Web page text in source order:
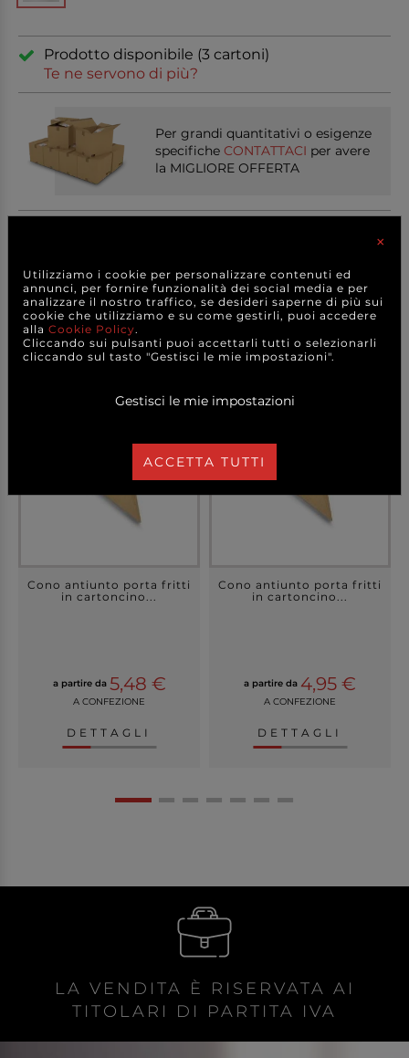
Prodotto disponibile (3 cartoni)
Te ne servono di più?
Per grandi quantitativi o esigenze
specifiche CONTATTACI per avere
la MIGLIORE OFFERTA
PRODOTTI CORRELATI
Cono antiunto porta fritti
in cartoncino...
a partire da 5,48 €
A CONFEZIONE
DETTAGLI
Cono antiunto porta fritti
in cartoncino...
a partire da 4,95 €
A CONFEZIONE
DETTAGLI
LA VENDITA È RISERVATA AI
TITOLARI DI PARTITA IVA
×
Utilizziamo i cookie per personalizzare contenuti ed
annunci, per fornire funzionalità dei social media e per
analizzare il nostro traffico, se desideri saperne di più sui
cookie che utilizziamo e su come gestirli, puoi accedere
alla Cookie Policy.
Cliccando sui pulsanti puoi accettarli tutti o selezionarli
cliccando sul tasto "Gestisci le mie impostazioni".
Gestisci le mie impostazioni
ACCETTA TUTTI